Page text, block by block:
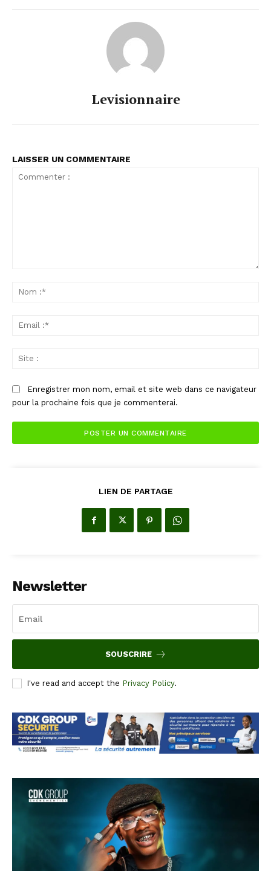
Levisionnaire
LAISSER UN COMMENTAIRE
Enregistrer mon nom, email et site web dans ce navigateur
pour la prochaine fois que je commenterai.
LIEN DE PARTAGE
Newsletter
SOUSCRIRE
I've read and accept the Privacy Policy.